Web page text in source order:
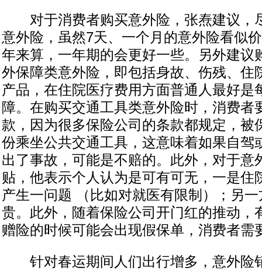
对于消费者购买意外险，张焘建议，
意外险，虽然7天、一个月的意外险看似
年来算，一年期的会更好一些。另外建议
外保障类意外险，即包括身故、伤残、住
产品，在住院医疗费用方面普通人最好是
障。在购买交通工具类意外险时，消费者
款，因为很多保险公司的条款都规定，被
份乘坐公共交通工具，这意味着如果自驾
出了事故，可能是不赔的。此外，对于意
贴，他表示个人认为是可有可无，一是住
产生一问题 （比如对就医有限制）；另
贵。此外，随着保险公司开门红的推动，
赠险的时候可能会出现假保单，消费者需
针对春运期间人们出行增多，意外险